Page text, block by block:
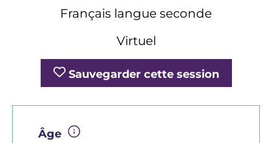
Français langue seconde
Virtuel
Sauvegarder cette session
Âge